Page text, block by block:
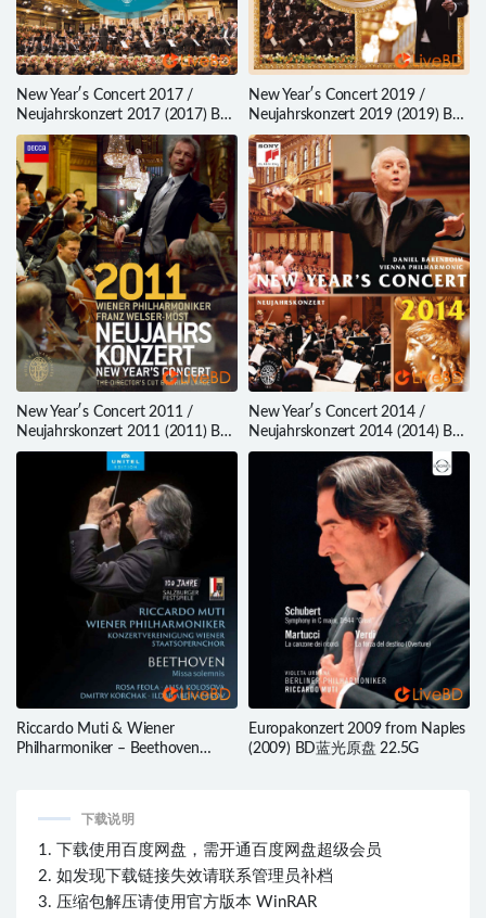
New Year′s Concert 2017 /
Neujahrskonzert 2017 (2017) BD
蓝光原盘 34.5G
New Year′s Concert 2019 /
Neujahrskonzert 2019 (2019) BD
蓝光原盘 37.6G
New Year′s Concert 2011 /
Neujahrskonzert 2011 (2011) BD
蓝光原盘 39.4G
New Year′s Concert 2014 /
Neujahrskonzert 2014 (2014) BD
蓝光原盘 30.7G
Riccardo Muti & Wiener
Philharmoniker – Beethoven
Europakonzert 2009 from Naples
(2009) BD蓝光原盘 22.5G
下载说明
1. 下载使用百度网盘，需开通百度网盘超级会员
2. 如发现下载链接失效请联系管理员补档
3. 压缩包解压请使用官方版本 WinRAR